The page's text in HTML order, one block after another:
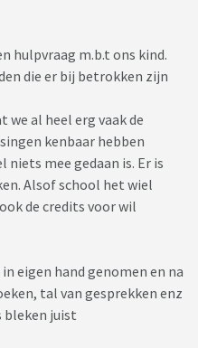
hulpvraag m.b.t ons kind.
die er bij betrokken zijn
we al heel erg vaak de
kenbaar hebben
mee gedaan is. Er is
Alsof school het wiel
de credits voor wil
eigen hand genomen en na
tal van gesprekken enz
bleken juist